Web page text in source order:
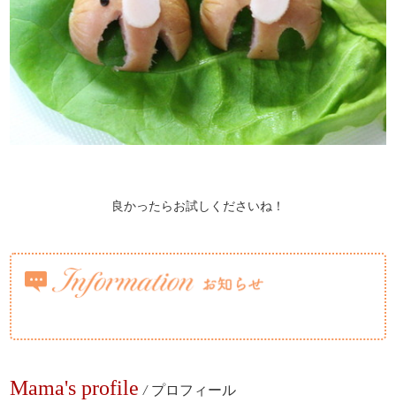
良かったらお試しくださいね！
Mama's profile / プロフィール